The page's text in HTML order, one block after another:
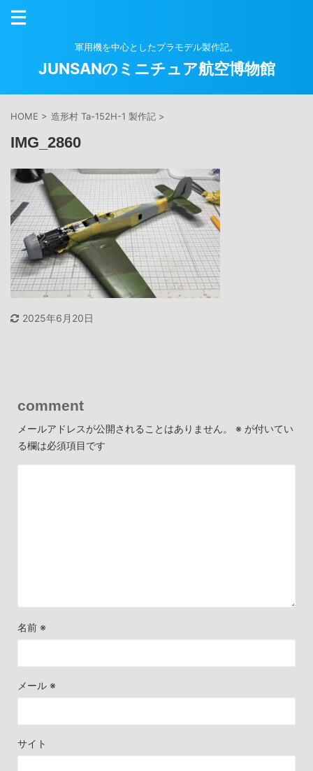
軍用機を中心としたプラモデル製作記。
JUNSANのミニチュア航空博物館
HOME > 造形村 Ta-152H-1 製作記 >
IMG_2860
2025年6月20日
comment
メールアドレスが公開されることはありません。 ※ が付いてい
る欄は必須項目です
名前 ※
メール ※
サイト